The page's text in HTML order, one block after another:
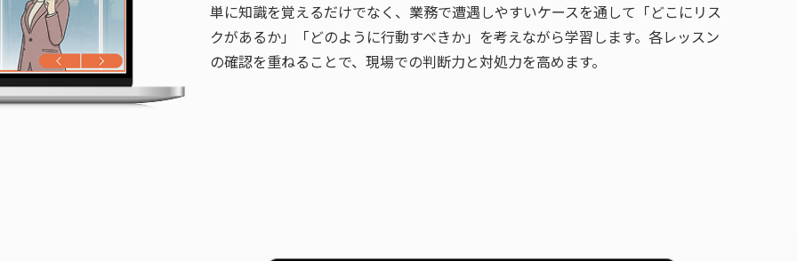
単に知識を覚えるだけでなく、業務で遭遇しやすいケースを通して「どこにリス
クがあるか」「どのように行動すべきか」を考えながら学習します。各レッスン
の確認を重ねることで、現場での判断力と対処力を高めます。